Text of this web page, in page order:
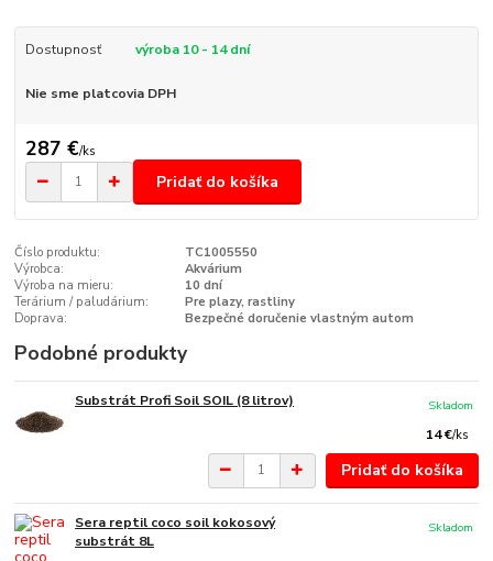
Dostupnosť výroba 10 - 14 dní
Nie sme platcovia DPH
287 €/ks
Pridať do košíka
Číslo produktu:
TC1005550
Výrobca:
Akvárium
Výroba na mieru:
10 dní
Terárium / paludárium:
Pre plazy, rastliny
Doprava:
Bezpečné doručenie vlastným autom
Podobné produkty
Substrát Profi Soil SOIL (8 litrov)
14 €/ks
Skladom
Pridať do košíka
Sera reptil coco soil kokosový
substrát 8L
Skladom